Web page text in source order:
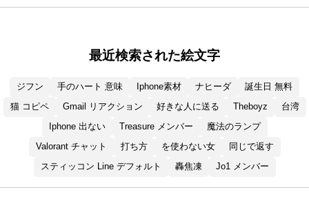
最近検索された絵文字
ジフン 手のハート 意味 Iphone素材 ナヒーダ
誕生日 無料
猫 コピペ
Gmail リアクション 好きな人に送る Theboyz
台湾
Iphone 出ない
Treasure メンバー
魔法のランプ
Valorant チャット
打ち方 を使わない女
同じで返す
スティッコン Line デフォルト
轟焦凍 Jo1 メンバー